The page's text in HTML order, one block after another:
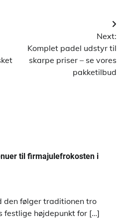
Next:
Komplet padel udstyr til
skarpe priser – se vores
pakketilbud
til firmajulefrokosten i
den følger traditionen tro
festlige højdepunkt for […]